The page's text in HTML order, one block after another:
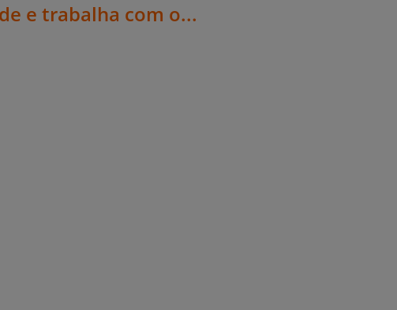
e trabalha com o...